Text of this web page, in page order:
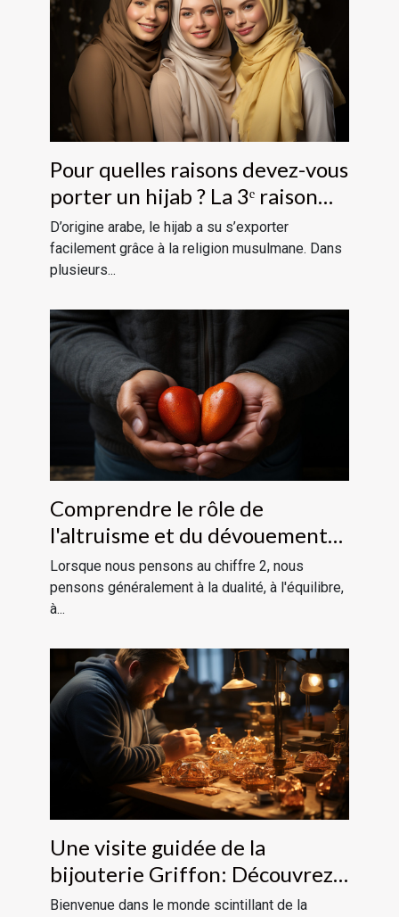
Pour quelles raisons devez-vous
porter un hijab ? La 3ᵉ raison
devrait vous étonner
D’origine arabe, le hijab a su s’exporter
facilement grâce à la religion musulmane. Dans
plusieurs...
Comprendre le rôle de
l'altruisme et du dévouement
dans la vie avec le chiffre 2
Lorsque nous pensons au chiffre 2, nous
pensons généralement à la dualité, à l'équilibre,
à...
Une visite guidée de la
bijouterie Griffon: Découvrez
l'art de la joaillerie
Bienvenue dans le monde scintillant de la